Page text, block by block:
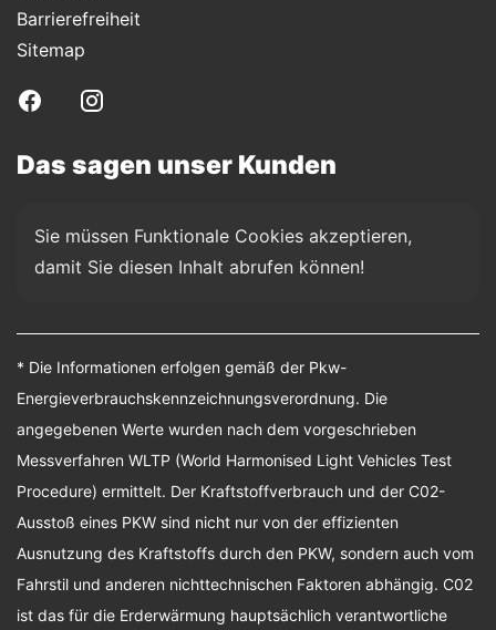
Barrierefreiheit
Sitemap
Das sagen unser Kunden
Sie müssen Funktionale Cookies akzeptieren,
damit Sie diesen Inhalt abrufen können!
* Die Informationen erfolgen gemäß der Pkw-
Energieverbrauchskennzeichnungsverordnung. Die
angegebenen Werte wurden nach dem vorgeschrieben
Messverfahren WLTP (World Harmonised Light Vehicles Test
Procedure) ermittelt. Der Kraftstoffverbrauch und der C02-
Ausstoß eines PKW sind nicht nur von der effizienten
Ausnutzung des Kraftstoffs durch den PKW, sondern auch vom
Fahrstil und anderen nichttechnischen Faktoren abhängig. C02
ist das für die Erderwärmung hauptsächlich verantwortliche